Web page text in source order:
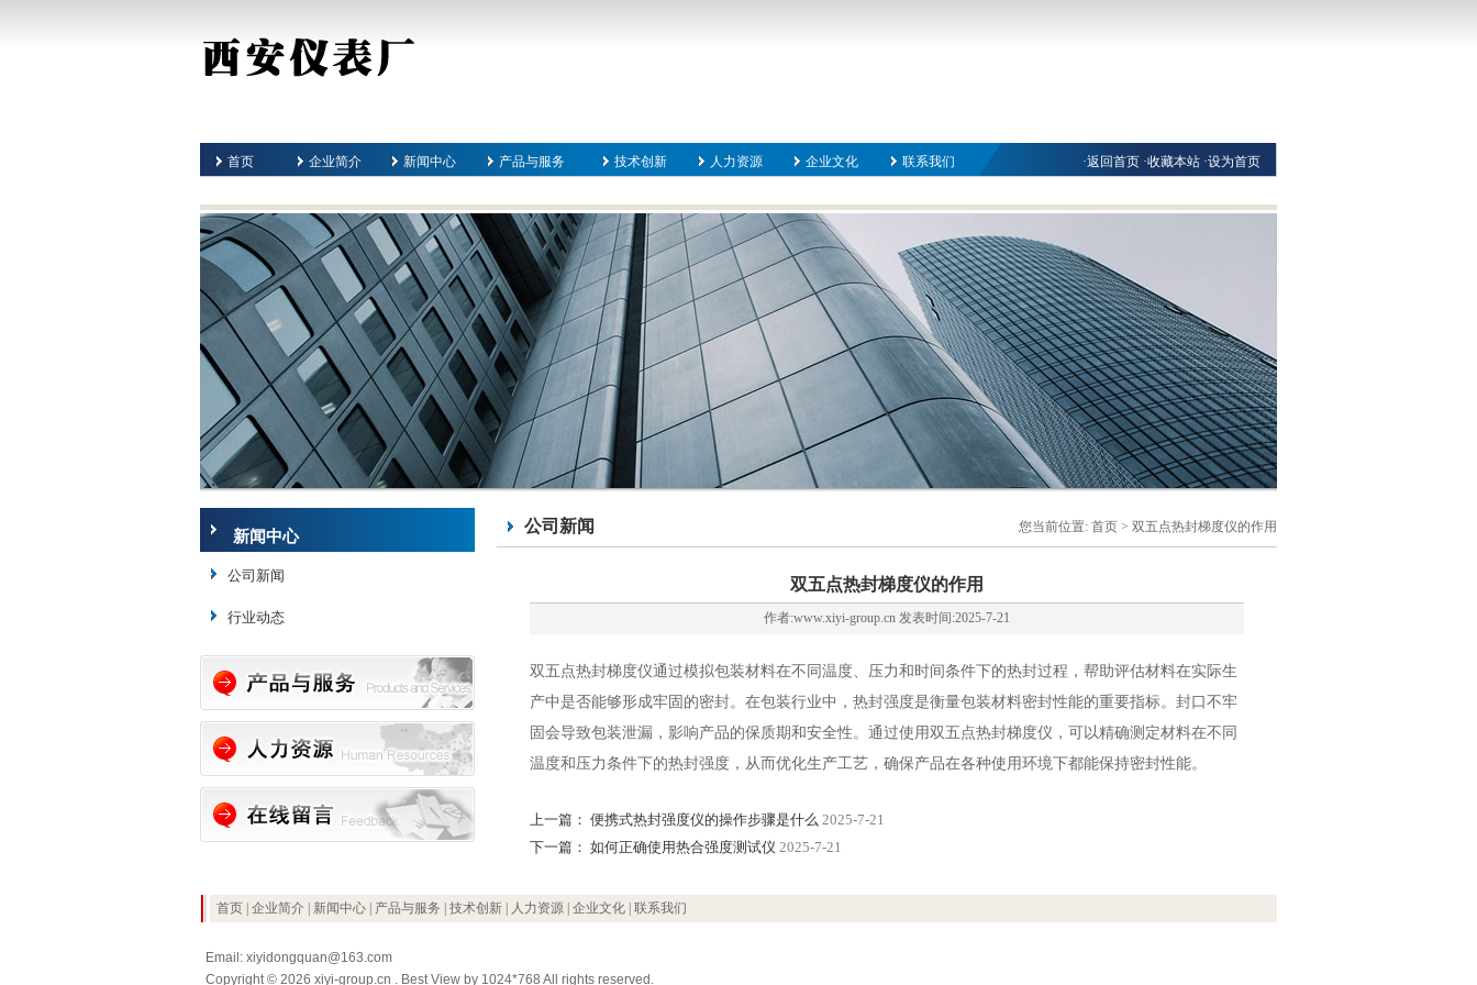
首页 企业简介 新闻中心 产品与服务 技术创新 人力资源 企业文化 联系我们 ·返回首页 ·收藏本站 ·设为首页
新闻中心
公司新闻
行业动态
公司新闻 您当前位置: 首页 > 双五点热封梯度仪的作用
双五点热封梯度仪的作用
作者:www.xiyi-group.cn 发表时间:2025-7-21
双五点热封梯度仪通过模拟包装材料在不同温度、压力和时间条件下的热封过程，帮助评估材料在实际生
产中是否能够形成牢固的密封。在包装行业中，热封强度是衡量包装材料密封性能的重要指标。封口不牢
固会导致包装泄漏，影响产品的保质期和安全性。通过使用双五点热封梯度仪，可以精确测定材料在不同
温度和压力条件下的热封强度，从而优化生产工艺，确保产品在各种使用环境下都能保持密封性能。
上一篇： 便携式热封强度仪的操作步骤是什么 2025-7-21
下一篇： 如何正确使用热合强度测试仪 2025-7-21
首页 企业简介 新闻中心 产品与服务 技术创新 人力资源 企业文化 联系我们
Email: xiyidongquan@163.com
Copyright © 2026 xiyi-group.cn . Best View by 1024*768 All rights reserved.